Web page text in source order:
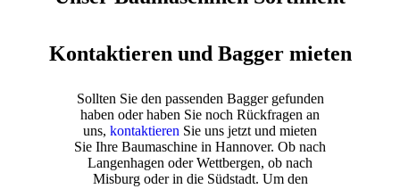
Kontaktieren und Bagger mieten
Sollten Sie den passenden Bagger gefunden
haben oder haben Sie noch Rückfragen an
uns, kontaktieren Sie uns jetzt und mieten
Sie Ihre Baumaschine in Hannover. Ob nach
Langenhagen oder Wettbergen, ob nach
Misburg oder in die Südstadt. Um den